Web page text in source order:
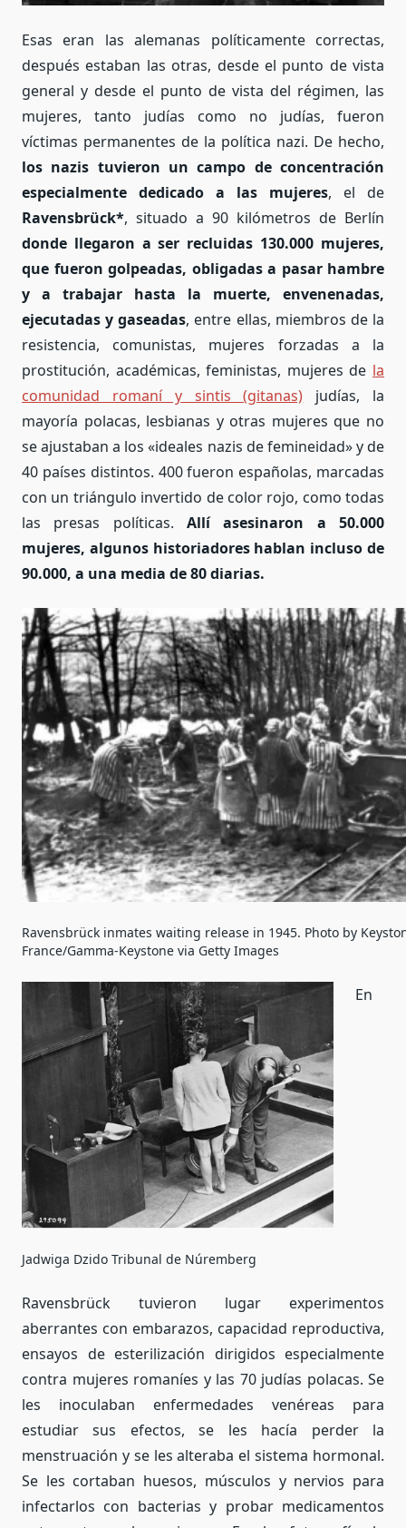
Esas eran las alemanas políticamente correctas,
después estaban las otras, desde el punto de vista
general y desde el punto de vista del régimen, las
mujeres, tanto judías como no judías, fueron
víctimas permanentes de la política nazi. De hecho,
los nazis tuvieron un campo de concentración
especialmente dedicado a las mujeres, el de
Ravensbrück*, situado a 90 kilómetros de Berlín
donde llegaron a ser recluidas 130.000 mujeres,
que fueron golpeadas, obligadas a pasar hambre
y a trabajar hasta la muerte, envenenadas,
ejecutadas y gaseadas, entre ellas, miembros de la
resistencia, comunistas, mujeres forzadas a la
prostitución, académicas, feministas, mujeres de la
comunidad romaní y sintis (gitanas) judías, la
mayoría polacas, lesbianas y otras mujeres que no
se ajustaban a los «ideales nazis de femineidad» y de
40 países distintos. 400 fueron españolas, marcadas
con un triángulo invertido de color rojo, como todas
las presas políticas. Allí asesinaron a 50.000
mujeres, algunos historiadores hablan incluso de
90.000, a una media de 80 diarias.
Ravensbrück inmates waiting release in 1945. Photo by
France/Gamma-Keystone via Getty Images
Jadwiga Dzido Tribunal de Núremberg
En
Ravensbrück tuvieron lugar experimentos
aberrantes con embarazos, capacidad reproductiva,
ensayos de esterilización dirigidos especialmente
contra mujeres romaníes y las 70 judías polacas. Se
les inoculaban enfermedades venéreas para
estudiar sus efectos, se les hacía perder la
menstruación y se les alteraba el sistema hormonal.
Se les cortaban huesos, músculos y nervios para
infectarlos con bacterias y probar medicamentos